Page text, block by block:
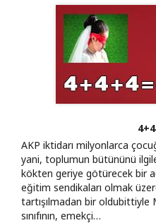
AKP iktidarı milyonlarca
yani, toplumun bütününü
kökten geriye götürecek bir
eğitim sendikaları olmak
tartışılmadan bir oldubittiyle
sınıfının, emekçi…